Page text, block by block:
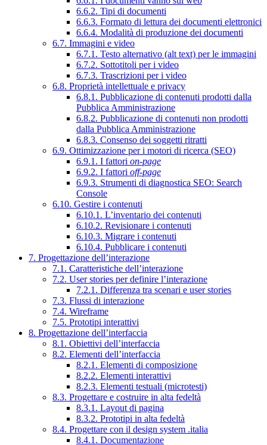
6.6.2. Tipi di documenti
6.6.3. Formato di lettura dei documenti elettronici
6.6.4. Modalità di produzione dei documenti
6.7. Immagini e video
6.7.1. Testo alternativo (alt text) per le immagini
6.7.2. Sottotitoli per i video
6.7.3. Trascrizioni per i video
6.8. Proprietà intellettuale e privacy
6.8.1. Pubblicazione di contenuti prodotti dalla
Pubblica Amministrazione
6.8.2. Pubblicazione di contenuti non prodotti
dalla Pubblica Amministrazione
6.8.3. Consenso dei soggetti ritratti
6.9. Ottimizzazione per i motori di ricerca (SEO)
6.9.1. I fattori on-page
6.9.2. I fattori off-page
6.9.3. Strumenti di diagnostica SEO: Search
Console
6.10. Gestire i contenuti
6.10.1. L’inventario dei contenuti
6.10.2. Revisionare i contenuti
6.10.3. Migrare i contenuti
6.10.4. Pubblicare i contenuti
7. Progettazione dell’interazione
7.1. Caratteristiche dell’interazione
7.2. User stories per definire l’interazione
7.2.1. Differenza tra scenari e user stories
7.3. Flussi di interazione
7.4. Wireframe
7.5. Prototipi interattivi
8. Progettazione dell’interfaccia
8.1. Obiettivi dell’interfaccia
8.2. Elementi dell’interfaccia
8.2.1. Elementi di composizione
8.2.2. Elementi interattivi
8.2.3. Elementi testuali (microtesti)
8.3. Progettare e costruire in alta fedeltà
8.3.1. Layout di pagina
8.3.2. Prototipi in alta fedeltà
8.4. Progettare con il design system .italia
8.4.1. Documentazione